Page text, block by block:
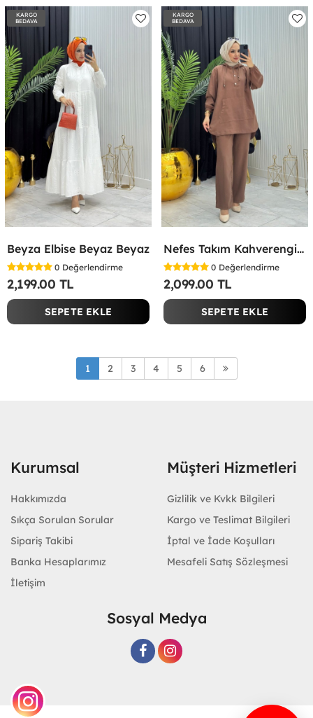
KARGO
BEDAVA
Beyza Elbise Beyaz Beyaz
0 Değerlendirme
2,199.00 TL
SEPETE EKLE
KARGO
BEDAVA
Nefes Takım Kahverengi Kahverengi
0 Değerlendirme
2,099.00 TL
SEPETE EKLE
1 2 3 4 5 6
Kurumsal
Hakkımızda
Sıkça Sorulan Sorular
Sipariş Takibi
Banka Hesaplarımız
İletişim
Müşteri Hizmetleri
Gizlilik ve Kvkk Bilgileri
Kargo ve Teslimat Bilgileri
İptal ve İade Koşulları
Mesafeli Satış Sözleşmesi
Sosyal Medya